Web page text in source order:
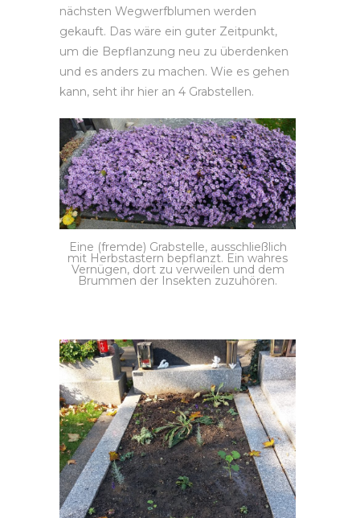
nächsten Wegwerfblumen werden
gekauft. Das wäre ein guter Zeitpunkt,
um die Bepflanzung neu zu überdenken
und es anders zu machen. Wie es gehen
kann, seht ihr hier an 4 Grabstellen.
Eine (fremde) Grabstelle, ausschließlich
mit Herbstastern bepflanzt. Ein wahres
Vernügen, dort zu verweilen und dem
Brummen der Insekten zuzuhören.